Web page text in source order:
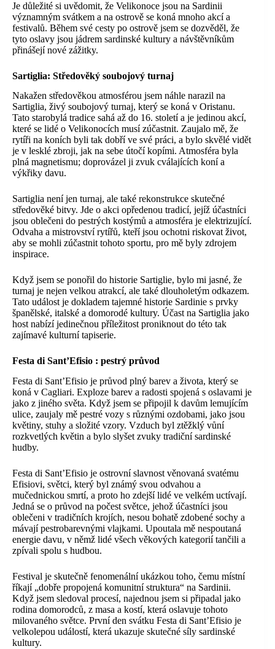
Je důležité si uvědomit, že Velikonoce jsou na Sardinii
významným svátkem a na ostrově se koná mnoho akcí a
festivalů. Během své cesty po ostrově jsem se dozvěděl, že
tyto oslavy jsou jádrem sardinské kultury a návštěvníkům
přinášejí nové zážitky.
Sartiglia: Středověký soubojový turnaj
Nakažen středověkou atmosférou jsem náhle narazil na
Sartiglia, živý soubojový turnaj, který se koná v Oristanu.
Tato starobylá tradice sahá až do 16. století a je jedinou akcí,
které se lidé o Velikonocích musí zúčastnit. Zaujalo mě, že
rytíři na koních byli tak dobří ve své práci, a bylo skvělé vidět
je v lesklé zbroji, jak na sebe útočí kopími. Atmosféra byla
plná magnetismu; doprovázel ji zvuk cválajících koní a
výkřiky davu.
Sartiglia není jen turnaj, ale také rekonstrukce skutečné
středověké bitvy. Jde o akci opředenou tradicí, jejíž účastníci
jsou oblečeni do pestrých kostýmů a atmosféra je elektrizující.
Odvaha a mistrovství rytířů, kteří jsou ochotni riskovat život,
aby se mohli zúčastnit tohoto sportu, pro mě byly zdrojem
inspirace.
Když jsem se ponořil do historie Sartiglie, bylo mi jasné, že
turnaj je nejen velkou atrakcí, ale také dlouholetým odkazem.
Tato událost je dokladem tajemné historie Sardinie s prvky
španělské, italské a domorodé kultury. Účast na Sartiglia jako
host nabízí jedinečnou příležitost proniknout do této tak
zajímavé kulturní tapiserie.
Festa di Sant’Efisio : pestrý průvod
Festa di Sant’Efisio je průvod plný barev a života, který se
koná v Cagliari. Exploze barev a radosti spojená s oslavami je
jako z jiného světa. Když jsem se připojil k davům lemujícím
ulice, zaujaly mě pestré vozy s různými ozdobami, jako jsou
květiny, stuhy a složité vzory. Vzduch byl ztěžklý vůní
rozkvetlých květin a bylo slyšet zvuky tradiční sardinské
hudby.
Festa di Sant’Efisio je ostrovní slavnost věnovaná svatému
Efisiovi, světci, který byl známý svou odvahou a
mučednickou smrtí, a proto ho zdejší lidé ve velkém uctívají.
Jedná se o průvod na počest světce, jehož účastníci jsou
oblečeni v tradičních krojích, nesou bohatě zdobené sochy a
mávají pestrobarevnými vlajkami. Upoutala mě nespoutaná
energie davu, v němž lidé všech věkových kategorií tančili a
zpívali spolu s hudbou.
Festival je skutečně fenomenální ukázkou toho, čemu místní
říkají „dobře propojená komunitní struktura“ na Sardinii.
Když jsem sledoval procesí, najednou jsem si připadal jako
rodina domorodců, z masa a kostí, která oslavuje tohoto
milovaného světce. První den svátku Festa di Sant’Efisio je
velkolepou událostí, která ukazuje skutečné síly sardinské
kultury.